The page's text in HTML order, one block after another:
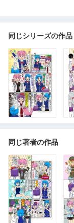
同じシリーズの作品
同じ著者の作品